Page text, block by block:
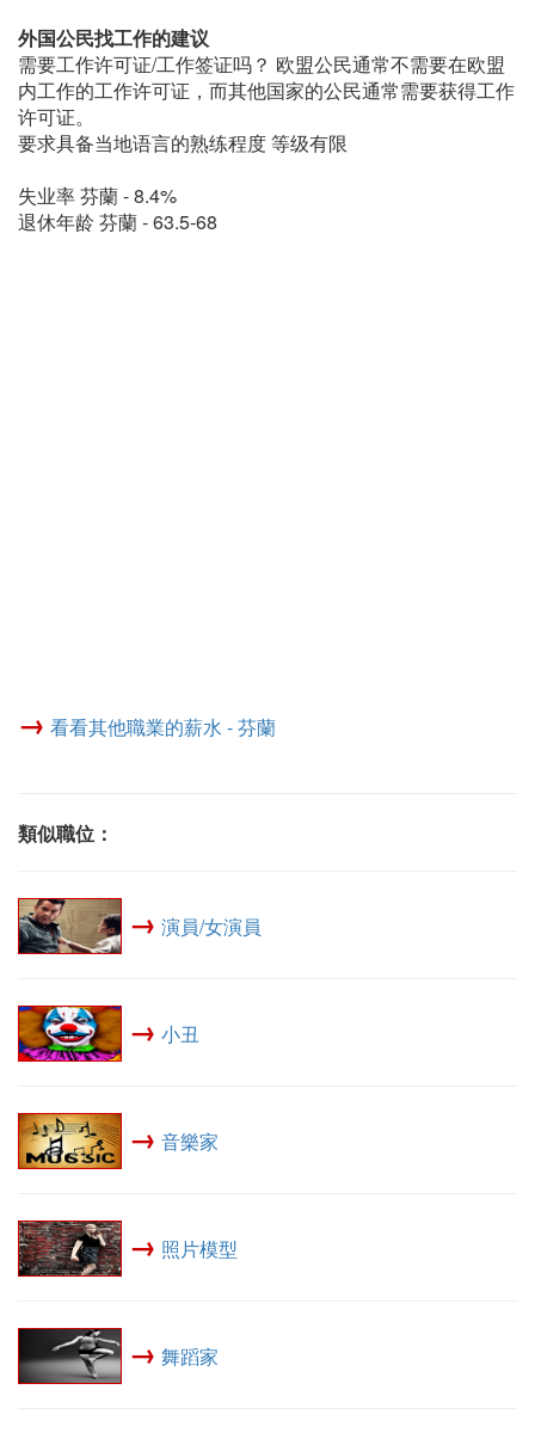
外国公民找工作的建议
需要工作许可证/工作签证吗？ 欧盟公民通常不需要在欧盟
内工作的工作许可证，而其他国家的公民通常需要获得工作
许可证。
要求具备当地语言的熟练程度 等级有限
失业率 芬蘭 - 8.4%
退休年龄 芬蘭 - 63.5-68
→ 看看其他職業的薪水 - 芬蘭
類似職位：
→ 演員/女演員
→ 小丑
→ 音樂家
→ 照片模型
→ 舞蹈家